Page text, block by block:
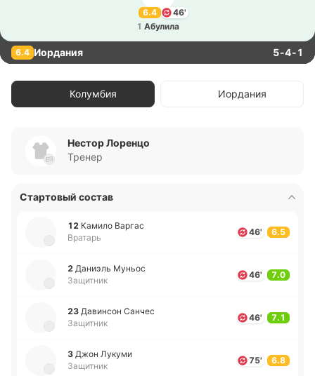
6.4
46'
1 Абу­ли­ла
6.4 Иордания 5-4-1
Колумбия Иордания
Нестор Лоренцо
Тренер
Стартовый состав
12 Камило Варгас
Вратарь
46' 6.5
2 Да­ниэль Муньос
Защитник
46' 7.0
23 Да­ви­нсон Санчес
Защитник
46' 7.1
3 Джон Лукуми
Защитник
75' 6.8